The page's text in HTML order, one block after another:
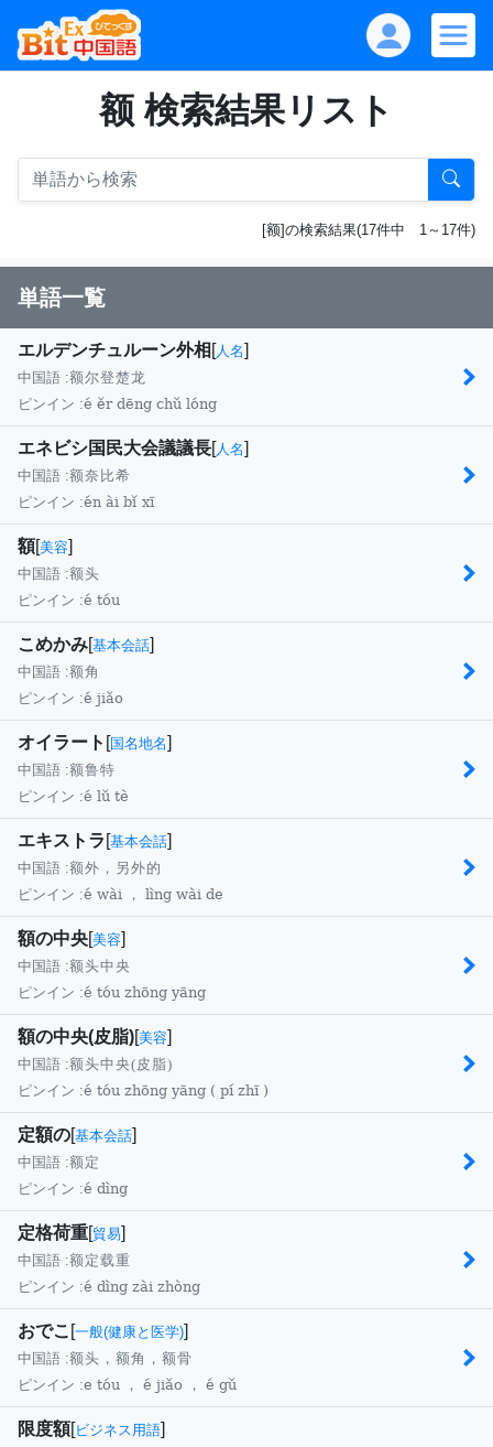
额 検索結果リスト
[额]の検索結果(17件中 1～17件)
単語一覧
エルデンチュルーン外相 [人名]
中国語 :额尔登楚龙
ピンイン :é ěr dēng chǔ lóng
エネビシ国民大会議議長[人名]
中国語 :额奈比希
ピンイン :én ài bǐ xī
額[美容]
中国語 :额头
ピンイン :é tóu
こめかみ[基本会話]
中国語 :额角
ピンイン :é jiǎo
オイラート [国名地名]
中国語 :额鲁特
ピンイン :é lǔ tè
エキストラ [基本会話]
中国語 :额外，另外的
ピンイン :é wài ， lìng wài de
額の中央[美容]
中国語 :额头中央
ピンイン :é tóu zhōng yāng
額の中央(皮脂)[美容]
中国語 :额头中央(皮脂)
ピンイン :é tóu zhōng yāng ( pí zhī )
定額の[基本会話]
中国語 :额定
ピンイン :é dìng
定格荷重[貿易]
中国語 :额定载重
ピンイン :é dìng zài zhòng
おでこ [一般(健康と医学)]
中国語 :额头，额角，额骨
ピンイン :e tóu ， é jiǎo ， é gǔ
限度額[ビジネス用語]